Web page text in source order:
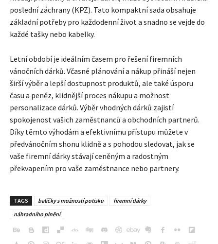
poslední záchrany (KPZ). Tato kompaktní sada obsahuje
základní potřeby pro každodenní život a snadno se vejde do
každé tašky nebo kabelky.
Letní období je ideálním časem pro řešení firemních
vánočních dárků. Včasné plánování a nákup přináší nejen
širší výběr a lepší dostupnost produktů, ale také úsporu
času a peněz, klidnější proces nákupu a možnost
personalizace dárků. Výběr vhodných dárků zajistí
spokojenost vašich zaměstnanců a obchodních partnerů.
Díky těmto výhodám a efektivnímu přístupu můžete v
předvánočním shonu klidně a s pohodou sledovat, jak se
vaše firemní dárky stávají ceněným a radostným
překvapením pro vaše zaměstnance nebo partnery.
TAGS balíčky s možností potisku
firemní dárky
náhradního plnění